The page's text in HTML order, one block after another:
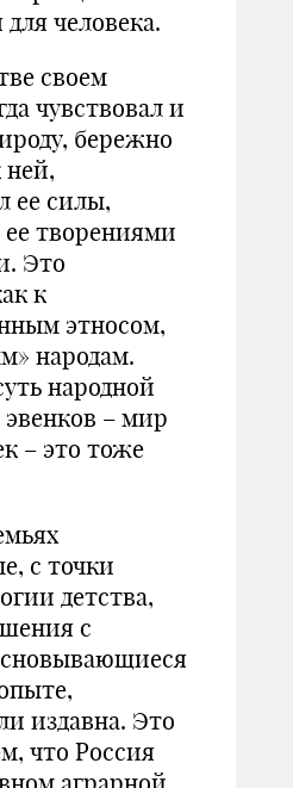
человека.
своем
чувствовал и
бережно
ней,
ее силы,
творениями
Это
к
этносом,
народам.
народной
– мир
– это тоже
с точки
детства,
с
издавна. Это
что Россия